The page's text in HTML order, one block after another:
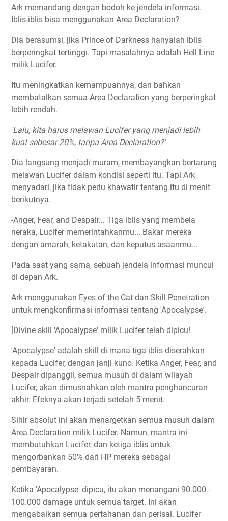
Ark memandang dengan bodoh ke jendela informasi.
Iblis-iblis bisa menggunakan Area Declaration?
Dia berasumsi, jika Prince of Darkness hanyalah iblis
berperingkat tertinggi. Tapi masalahnya adalah Hell Line
milik Lucifer.
Itu meningkatkan kemampuannya, dan bahkan
membatalkan semua Area Declaration yang berperingkat
lebih rendah.
'Lalu, kita harus melawan Lucifer yang menjadi lebih
kuat sebesar 20%, tanpa Area Declaration?'
Dia langsung menjadi muram, membayangkan bertarung
melawan Lucifer dalam kondisi seperti itu. Tapi Ark
menyadari, jika tidak perlu khawatir tentang itu di menit
berikutnya.
-Anger, Fear, and Despair... Tiga iblis yang membela
neraka, Lucifer memerintahkanmu... Bakar mereka
dengan amarah, ketakutan, dan keputus-asaanmu...
Pada saat yang sama, sebuah jendela informasi muncul
di depan Ark.
Ark menggunakan Eyes of the Cat dan Skill Penetration
untuk mengkonfirmasi informasi tentang 'Apocalypse'.
[Divine skill 'Apocalypse' milik Lucifer telah dipicu!
'Apocalypse' adalah skill di mana tiga iblis diserahkan
kepada Lucifer, dengan janji kuno. Ketika Anger, Fear, and
Despair dipanggil, semua musuh di dalam wilayah
Lucifer, akan dimusnahkan oleh mantra penghancuran
akhir. Efeknya akan terjadi setelah 5 menit.
Sihir absolut ini akan menargetkan semua musuh dalam
Area Declaration milik Lucifer. Namun, mantra ini
membutuhkan Lucifer, dan ketiga iblis untuk
mengorbankan 50% dari HP mereka sebagai
pembayaran.
Ketika 'Apocalypse' dipicu, itu akan menangani 90.000 -
100.000 damage untuk semua target. Ini akan
mengabaikan semua pertahanan dan perisai. Lucifer